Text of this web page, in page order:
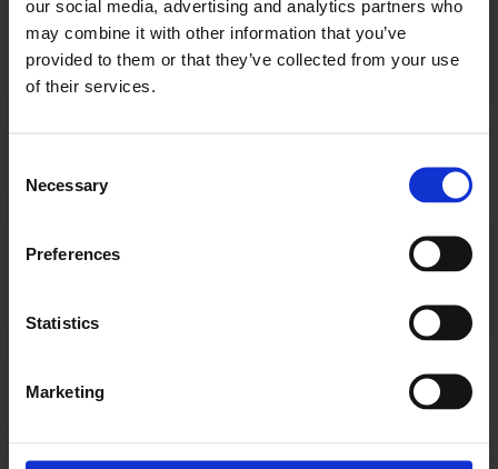
our social media, advertising and analytics partners who
may combine it with other information that you’ve
provided to them or that they’ve collected from your use
of their services.
Selection
Necessary
Preferences
Statistics
Marketing
"Kanon service"
Kanon service en klar anbefaling herfra mig.
Martin Ravn
Søren Nimal